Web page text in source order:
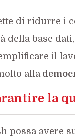
di ridurre i
della base
il
alla
la
possa avere